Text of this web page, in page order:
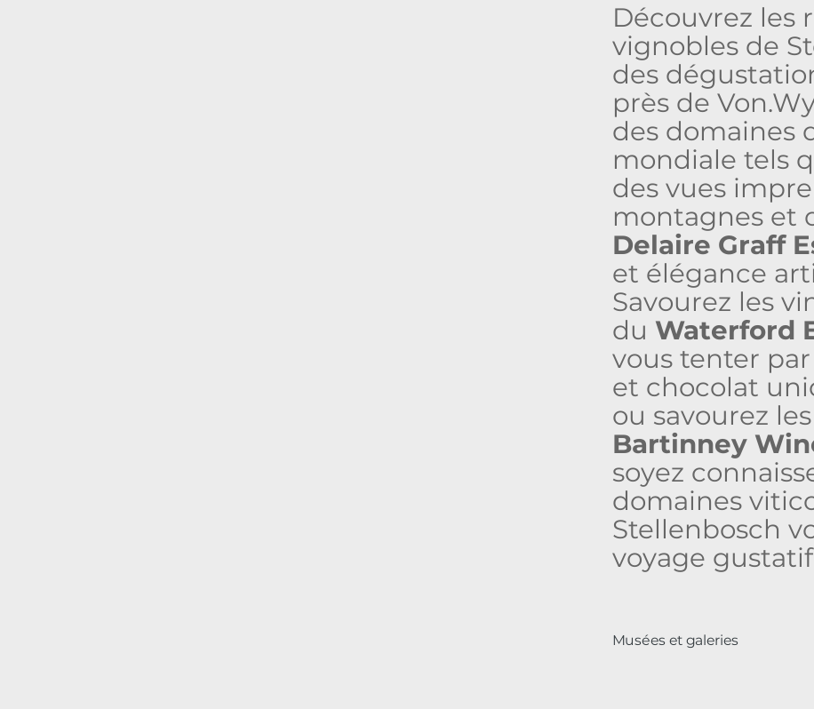
Découvrez les
vignobles de
des
près de
des domaines
mondiale tels
des vues
montagnes et
Delaire Graff
et élégance
Savourez les
du Waterford
vous tenter
et chocolat
ou savourez
Bartinney
soyez
domaines
Stellenbosch
voyage
Musées et galeries